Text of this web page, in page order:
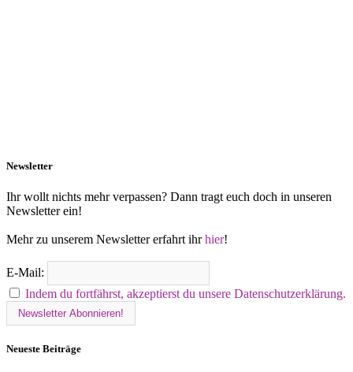
Newsletter
Ihr wollt nichts mehr verpassen? Dann tragt euch doch in unseren
Newsletter ein!
Mehr zu unserem Newsletter erfahrt ihrhier!
E-Mail:
Indem du fortfährst, akzeptierst du unsere Datenschutzerklärung.
Neueste Beiträge